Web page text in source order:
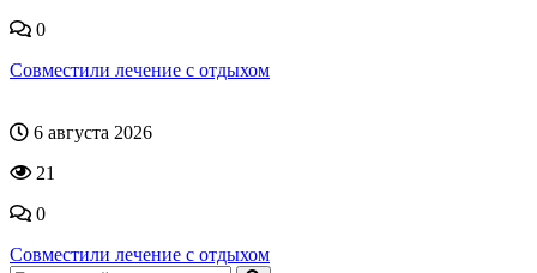
0
Совместили лечение с отдыхом
6 августа 2026
21
0
Совместили лечение с отдыхом